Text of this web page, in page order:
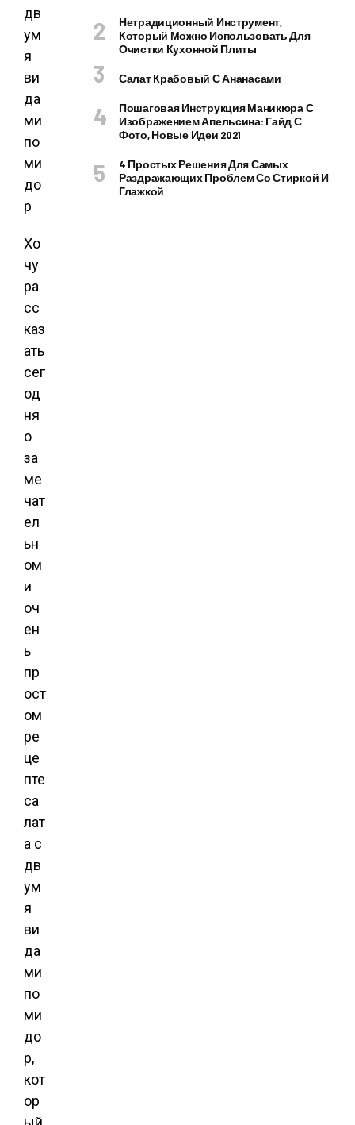
Хо
чу
ра
сс
каз
ать
сег
од
ня
о
за
ме
чат
ел
ьн
ом
и
оч
ен
ь
пр
ост
ом
ре
це
пте
са
лат
а с
дв
ум
я
ви
да
ми
по
ми
до
р,
кот
ор
Нетрадиционный Инструмент,
Который Можно Использовать Для
Очистки Кухонной Плиты
Салат Крабовый С Ананасами
Пошаговая Инструкция Маникюра С
Изображением Апельсина: Гайд С
Фото, Новые Идеи 2021
4 Простых Решения Для Самых
Раздражающих Проблем Со Стиркой И
Глажкой